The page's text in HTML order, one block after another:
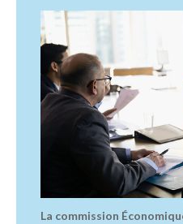
La commission